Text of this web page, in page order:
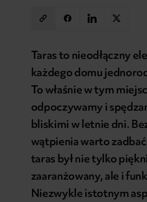
Taras to nieodłączny
każdego domu
To właśnie w tym
odpoczywamy i
bliskimi w letnie dni.
wątpienia warto
taras był nie tylko
zaaranżowany, ale i
Niezwykle istotnym